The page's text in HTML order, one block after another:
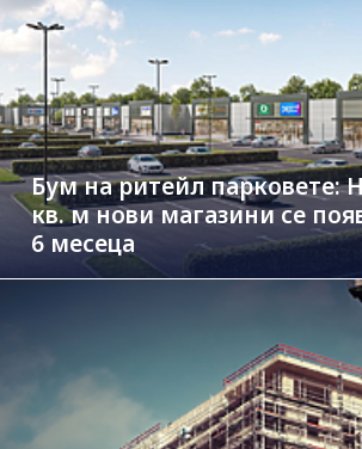
Бум на ритейл парковете:
кв. м нови магазини се
6 месеца